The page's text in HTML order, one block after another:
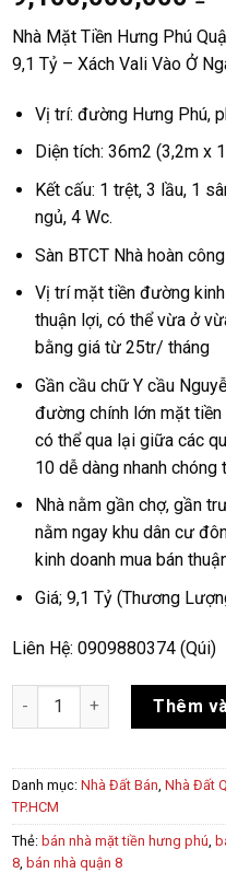
Nhà Mặt Tiền Hưng Phú
9,1 Tỷ – Xách Vali Vào Ở
Vị trí: đường Hưng Phú,
Diện tích: 36m2 (3,2m x
Kết cấu: 1 trệt, 3 lầu, 1
ngủ, 4 Wc.
Sàn BTCT Nhà hoàn
Vị trí mặt tiền đường
thuận lợi, có thể vừa ở
bằng giá từ 25tr/ tháng
Gần cầu chữ Y cầu
đường chính lớn mặt
có thể qua lại giữa các
10 dễ dàng nhanh chóng
Nhà nằm gần chợ, gần
nằm ngay khu dân cư
kinh doanh mua bán
Giá; 9,1 Tỷ (Thương
Liên Hệ: 0909880374 (Qúi)
Nhà Mặt Tiền Hưng Phú
Thêm
Danh mục: Nhà Đất Bán, Nhà Đất
TP.HCM
Thẻ: bán nhà mặt tiền hưng phú,
8, bán nhà quận 8